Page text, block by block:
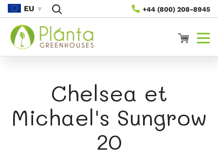
Au
Contenu
+44 (800) 208-8945
EU
Panier
Chelsea et
Michael's Sungrow
20